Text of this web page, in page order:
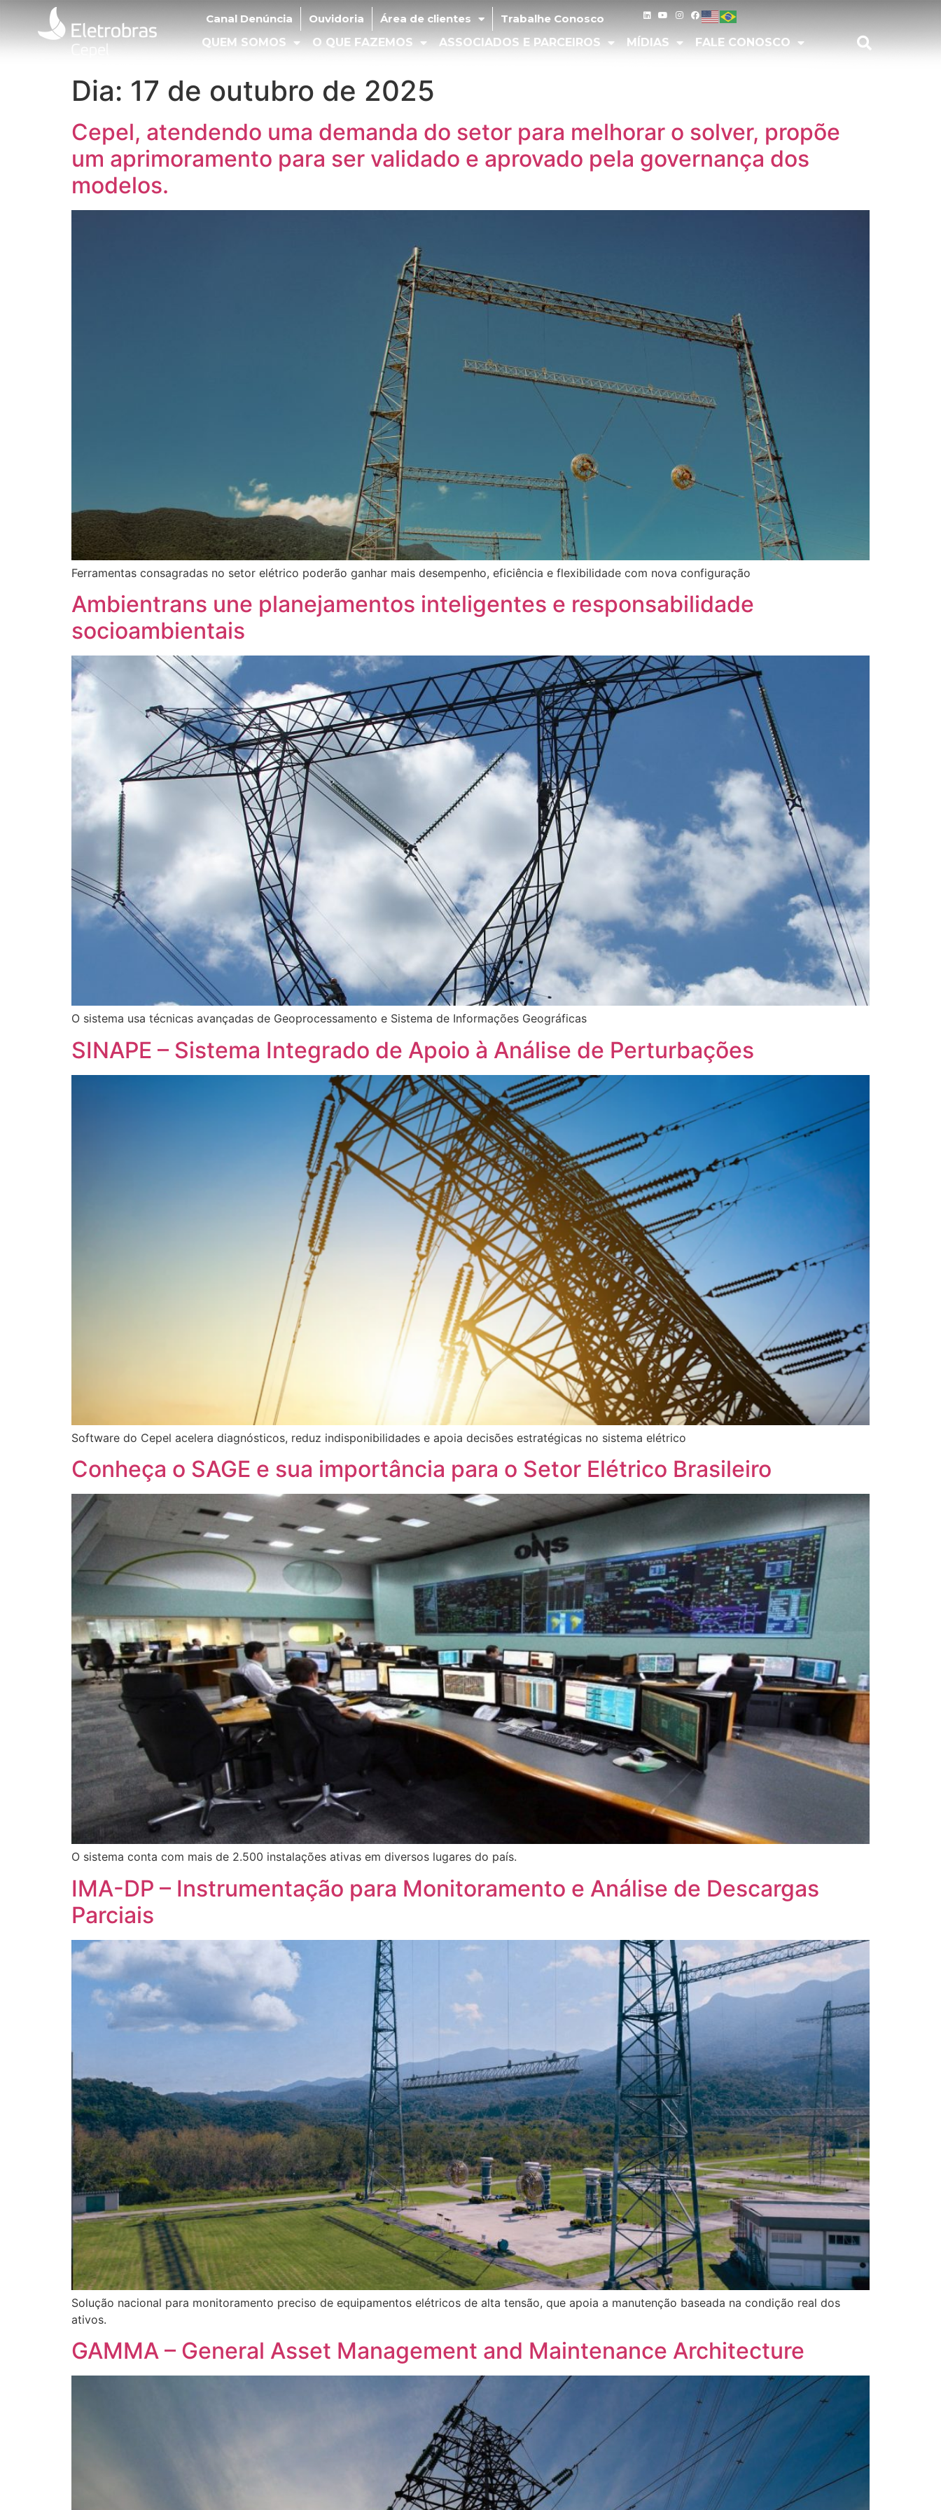
Ouvidoria Área de clientes Trabalhe Conosco
QUEM SOMOS O QUE FAZEMOS ASSOCIADOS E PARCEIROS MÍDIAS FALE CONOSCO
Canal Denúncia Ouvidoria Área de clientes
Trabalhe Conosco
QUEM SOMOS
O QUE FAZEMOS ASSOCIADOS E PARCEIROS MÍDIAS FALE CONOSCO
Dia: 17 de outubro de 2025
Cepel, atendendo uma demanda do setor para melhorar o solver, propõe
um aprimoramento para ser validado e aprovado pela governança dos
modelos.
Ferramentas consagradas no setor elétrico poderão ganhar mais desempenho, eficiência e flexibilidade com nova configuração
Ambientrans une planejamentos inteligentes e responsabilidade
socioambientais
O sistema usa técnicas avançadas de Geoprocessamento e Sistema de Informações Geográficas
SINAPE – Sistema Integrado de Apoio à Análise de Perturbações
Software do Cepel acelera diagnósticos, reduz indisponibilidades e apoia decisões estratégicas no sistema elétrico
Conheça o SAGE e sua importância para o Setor Elétrico Brasileiro
O sistema conta com mais de 2.500 instalações ativas em diversos lugares do país.
IMA-DP – Instrumentação para Monitoramento e Análise de Descargas
Parciais
Solução nacional para monitoramento preciso de equipamentos elétricos de alta tensão, que apoia a manutenção baseada na condição real dos
ativos.
GAMMA – General Asset Management and Maintenance Architecture